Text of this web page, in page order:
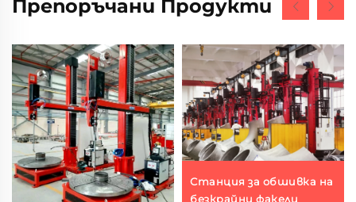
Препоръчани Продукти
Станция за обшивка на
безкрайни факели